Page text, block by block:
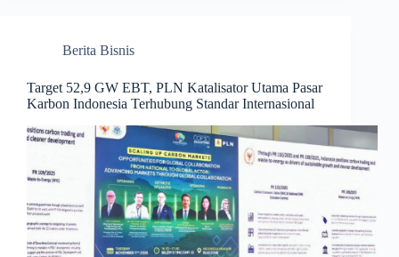
Berita Bisnis
Target 52,9 GW EBT, PLN Katalisator Utama Pasar
Karbon Indonesia Terhubung Standar Internasional